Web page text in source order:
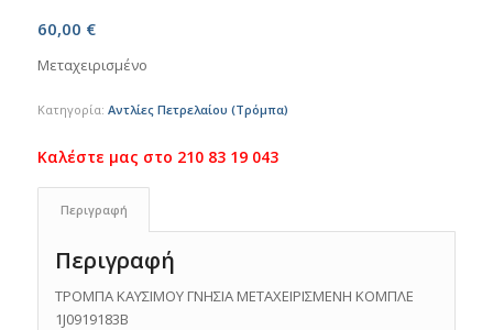
60,00 €
Μεταχειρισμένο
Κατηγορία: Αντλίες Πετρελαίου (Τρόμπα)
Περιγραφή
Περιγραφή
ΤΡΟΜΠΑ ΚΑΥΣΙΜΟΥ ΓΝΗΣΙΑ ΜΕΤΑΧΕΙΡΙΣΜΕΝΗ ΚΟΜΠΛΕ
1J0919183B